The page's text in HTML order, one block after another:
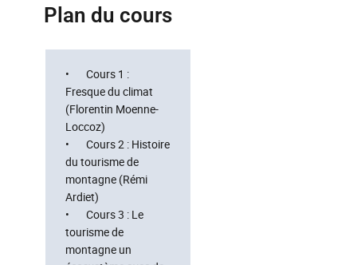
Plan du cours
• Cours 1 :
Fresque du climat
(Florentin Moenne-
Loccoz)
• Cours 2 : Histoire
du tourisme de
montagne (Rémi
Ardiet)
• Cours 3 : Le
tourisme de
montagne un